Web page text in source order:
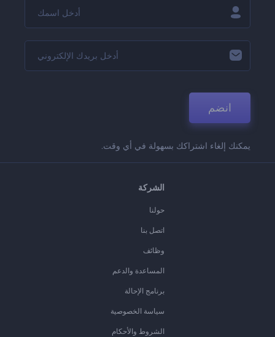
انضم
يمكنك إلغاء اشتراكك بسهولة في أي وقت.
الشركة
حولنا
اتصل بنا
وظائف
المساعدة والدعم
برنامج الإحالة
سياسة الخصوصية
الشروط والأحكام